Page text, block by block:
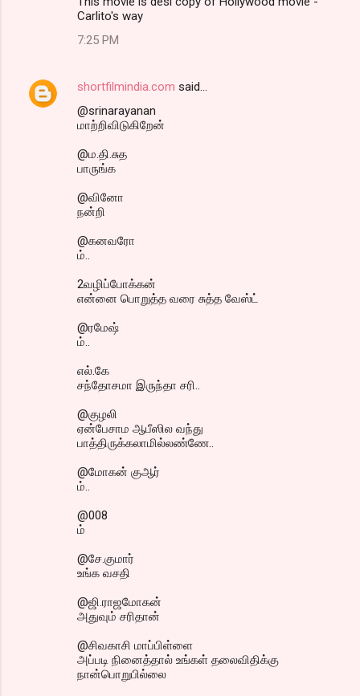
Carlito's way
7:25 PM
shortfilmindia.com said…
@srinarayanan
மாற்றிவிடுகிறேன்
@ம.தி.சுத
பாருங்க
@வினோ
நன்றி
@கனவரோ
ம்..
2வழிப்போக்கன்
என்னை பொறுத்த வரை சுத்த வேஸ்ட்
@ரமேஷ்
ம்..
எல்.கே
சந்தோசமா இருந்தா சரி..
@குழலி
ஏன்பேசாம ஆபீஸில வந்து
பாத்திருக்கலாமில்லண்ணே..
@மோகன் குஆர்
ம்..
@008
ம்
@சே.குமார்
உங்க வசதி
@ஜி.ராஜமோகன்
அதுவும் சரிதான்
@சிவகாசி மாப்பிள்ளை
அப்படி நினைத்தால் உங்கள் தலைவிதிக்கு
நான்பொறுபில்லை